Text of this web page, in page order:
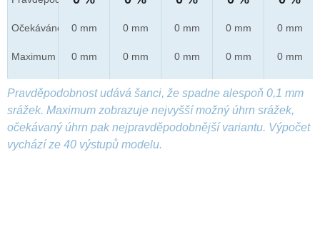
Očekáváno
Maximum
0 mm
0 mm
0 mm
0 mm
0 mm
0 mm
0 mm
0 mm
0 mm
0 mm
Pravděpodobnost udává šanci, že spadne alespoň 0,1 mm
srážek. Maximum zobrazuje nejvyšší možný úhrn srážek,
očekávaný úhrn pak nejpravděpodobnější variantu. Výpočet
vychází ze 40 výstupů modelu.